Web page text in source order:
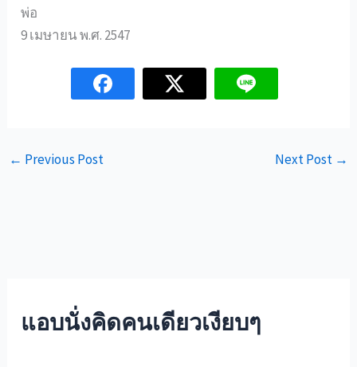
พ่อ
9 เมษายน พ.ศ. 2547
← Previous Post Next Post →
แอบนั่งคิดคนเดียวเงียบๆ